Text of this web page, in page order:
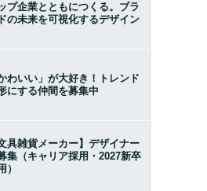
プ企業とともにつくる。ブラ
の未来を可視化するデザイン
かわいい」が大好き！トレンド
にする仲間を募集中
文具雑貨メーカー】デザイナー
集（キャリア採用・2027新卒
）